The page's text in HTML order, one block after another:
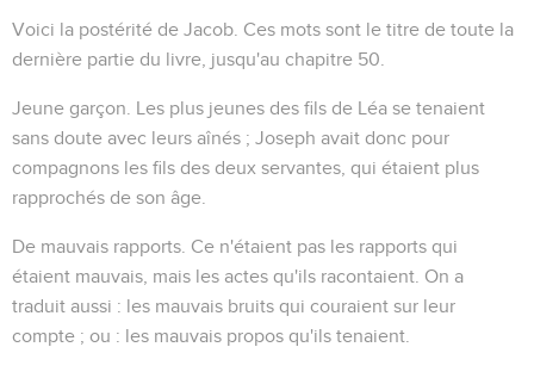
Voici la postérité de Jacob . Ces mots sont le titre de toute la
dernière partie du livre, jusqu'au chapitre 50.
Jeune garçon . Les plus jeunes des fils de Léa se tenaient
sans doute avec leurs aînés ; Joseph avait donc pour
compagnons les fils des deux servantes, qui étaient plus
rapprochés de son âge.
De mauvais rapports . Ce n'étaient pas les rapports qui
étaient mauvais, mais les actes qu'ils racontaient. On a
traduit aussi : les mauvais bruits qui couraient sur leur
compte ; ou : les mauvais propos qu'ils tenaient.